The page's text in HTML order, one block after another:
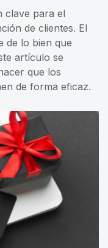
clave para el
de clientes. El
de lo bien que
artículo se
que los
de forma eficaz.